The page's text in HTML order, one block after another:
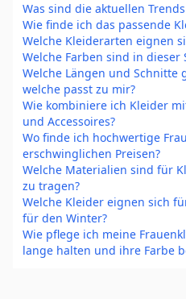
Was sind die aktuellen
Wie finde ich das passende
Welche Kleiderarten eignen
Welche Farben sind in dieser
Welche Längen und Schnitte
welche passt zu mir?
Wie kombiniere ich Kleider
und Accessoires?
Wo finde ich hochwertige
erschwinglichen Preisen?
Welche Materialien sind für
zu tragen?
Welche Kleider eignen sich
für den Winter?
Wie pflege ich meine
lange halten und ihre Farbe